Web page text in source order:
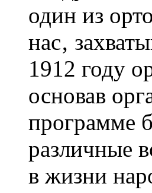
один из
нас‚
1912 году
основав
программе
различные
в жизни